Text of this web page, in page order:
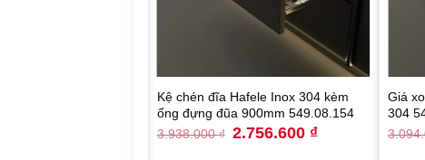
Kệ chén đĩa Hafele Inox 304 kèm
ống đựng đũa 900mm 549.08.154
3.938.000₫ Original
price
2.756.600 ₫Current
Giá
304